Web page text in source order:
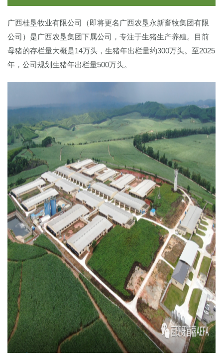
广西桂垦牧业有限公司（即将更名广西农垦永新畜牧集团有限
公司）是广西农垦集团下属公司，专注于生猪生产养殖。目前
母猪的存栏量大概是14万头，生猪年出栏量约300万头。至2025
年，公司规划生猪年出栏量500万头。